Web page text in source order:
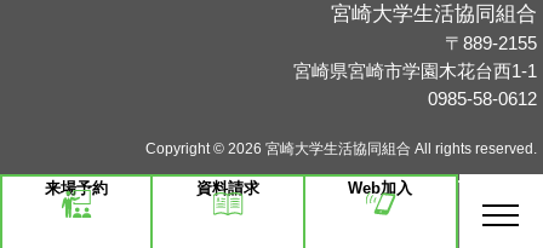
来場予約 資料請求 Web加入
宮崎大学生活協同組合
〒889-2155
宮崎県宮崎市学園木花台西1-1
0985-58-0612
Copyright © 2026 宮崎大学生活協同組合 All rights reserved.